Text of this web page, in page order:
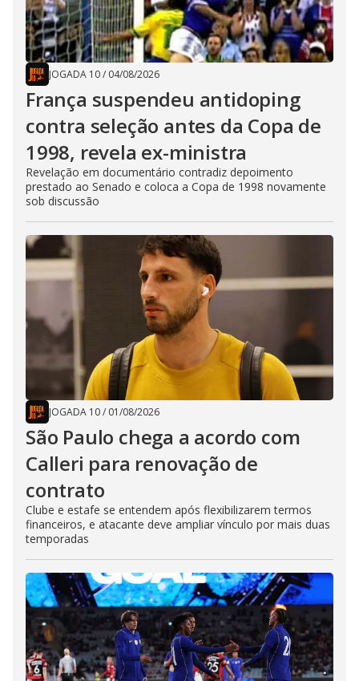
JOGADA 10/ 04/08/2026
França suspendeu antidoping
contra seleção antes da Copa de
1998, revela ex-ministra
Revelação em documentário contradiz depoimento
prestado ao Senado e coloca a Copa de 1998 novamente
sob discussão
JOGADA 10/ 01/08/2026
São Paulo chega a acordo com
Calleri para renovação de
contrato
Clube e estafe se entendem após flexibilizarem termos
financeiros, e atacante deve ampliar vínculo por mais duas
temporadas